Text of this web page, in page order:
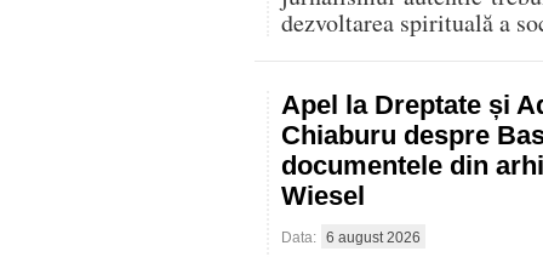
dezvoltarea spirituală a
Apel la Dreptate și
Chiaburu despre
documentele din
Wiesel
Data: 6 august 2026